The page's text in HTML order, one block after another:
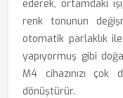
ederek, ortamdaki
renk tonunun
otomatik parlaklık
yapıyormuş gibi
M4 cihazınızı çok
dönüştürür.